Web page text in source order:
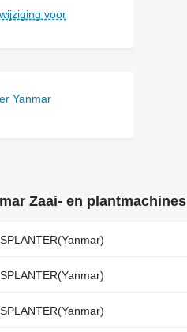
voor
Yanmar
Zaai- en plantmachines